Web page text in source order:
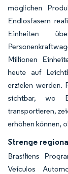
möglichen
Endlosfasern
Einheiten
Millionen
heute auf
erzielen werden.
sichtbar, wo
transportieren,
erhöhen können,
Strenge
Brasiliens
Veículos